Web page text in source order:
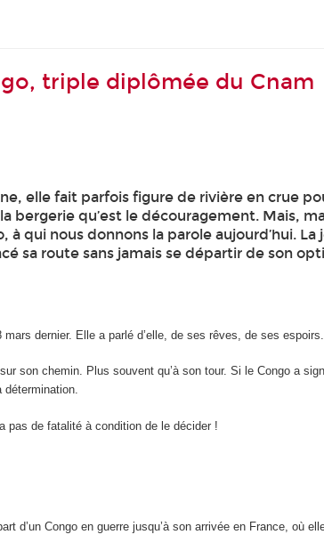
triple diplômée du Cnam
elle fait parfois figure de rivière en crue
bergerie qu’est le découragement. Mais,
qui nous donnons la parole aujourd’hui.
sa route sans jamais se départir de son
dernier. Elle a parlé d’elle, de ses rêves, de ses
son chemin. Plus souvent qu’à son tour. Si le Congo a
détermination.
pas de fatalité à condition de le décider !
d’un Congo en guerre jusqu’à son arrivée en France, où